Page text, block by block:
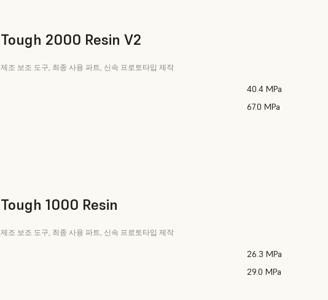
Tough 2000 Resin V2
제조 보조 도구, 최종 사용 파트, 신속 프로토타입 제작
40.4 MPa
67.0 MPa
Tough 1000 Resin
제조 보조 도구, 최종 사용 파트, 신속 프로토타입 제작
26.3 MPa
29.0 MPa